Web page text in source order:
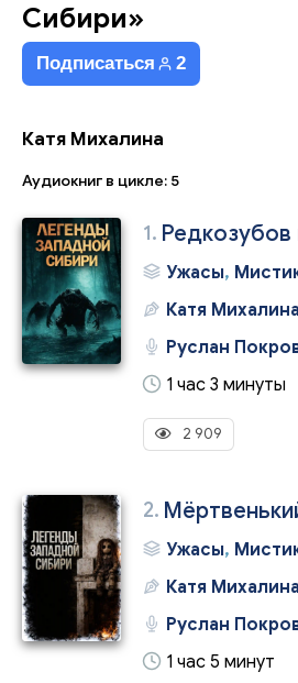
Сибири»
Подписаться 2
Катя Михалина
Аудиокниг в цикле: 5
1. Редкозубов
Ужасы,
Катя Михалина
Руслан
1 час 3 минуты
2 909
2.
Ужасы,
Катя Михалина
Руслан
1 час 5 минут